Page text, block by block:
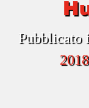
Pubblicato
2018